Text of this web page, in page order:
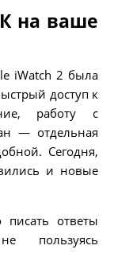
на ваше
iWatch 2 была
доступ к
работу с
— отдельная
Сегодня,
и новые
ответы
пользуясь